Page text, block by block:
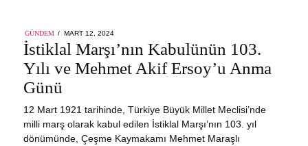
GÜNDEM
POSTED
ON
MART 12, 2024
12,
2024
İstiklal Marşı’nın Kabulünün 103.
Yılı ve Mehmet Akif Ersoy’u Anma
Günü
12 Mart 1921 tarihinde, Türkiye Büyük Millet Meclisi’nde
milli marş olarak kabul edilen İstiklal Marşı’nın 103. yıl
dönümünde, Çeşme Kaymakamı Mehmet Maraşlı